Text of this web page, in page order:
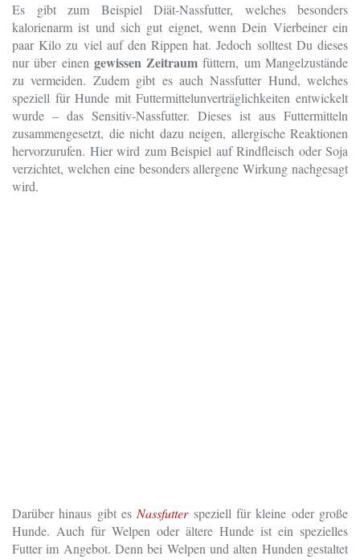
Es gibt zum Beispiel Diät-Nassfutter, welches besonders
kalorienarm ist und sich gut eignet, wenn Dein Vierbeiner ein
paar Kilo zu viel auf den Rippen hat. Jedoch solltest Du dieses
nur über einen gewissen Zeitraum füttern, um Mangelzustände
zu vermeiden. Zudem gibt es auch Nassfutter Hund, welches
speziell für Hunde mit Futtermittelunverträglichkeiten entwickelt
wurde – das Sensitiv-Nassfutter. Dieses ist aus Futtermitteln
zusammengesetzt, die nicht dazu neigen, allergische Reaktionen
hervorzurufen. Hier wird zum Beispiel auf Rindfleisch oder Soja
verzichtet, welchen eine besonders allergene Wirkung nachgesagt
wird.
Darüber hinaus gibt esNassfutter speziell für kleine oder große
Hunde. Auch für Welpen oder ältere Hunde ist ein spezielles
Futter im Angebot. Denn bei Welpen und alten Hunden gestaltet